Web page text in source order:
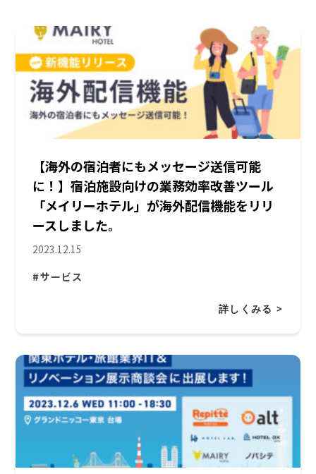
【海外の宿泊者にもメッセージ送信可能
に！】宿泊施設向けの業務効率改善ツール
「メイリーホテル」が海外配信機能をリリ
ースしました。
2023.12.15
#サービス
詳しくみる >